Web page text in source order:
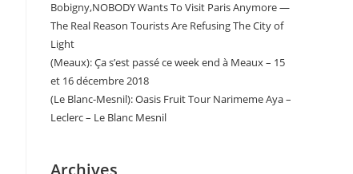
Bobigny,NOBODY Wants To Visit Paris Anymore —
The Real Reason Tourists Are Refusing The City of
Light
(Meaux): Ça s’est passé ce week end à Meaux – 15
et 16 décembre 2018
(Le Blanc-Mesnil): Oasis Fruit Tour Narimeme Aya –
Leclerc – Le Blanc Mesnil
Archives